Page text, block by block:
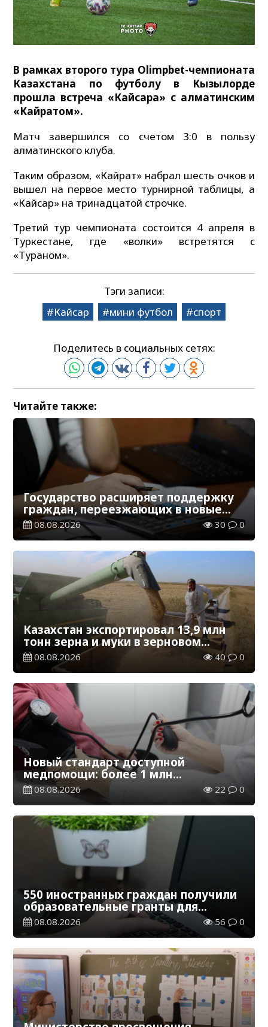
В рамках второго тура Olimpbet-чемпионата
Казахстана по футболу в Кызылорде
прошла встреча «Кайсара» с алматинским
«Кайратом».
Матч завершился со счетом 3:0 в пользу
алматинского клуба.
Таким образом, «Кайрат» набрал шесть очков и
вышел на первое место турнирной таблицы, а
«Кайсар» на тринадцатой строчке.
Третий тур чемпионата состоится 4 апреля в
Туркестане, где «волки» встретятся с
«Тураном».
Тэги записи:
Кайсар
мини футбол спорт
Поделитесь в социальных сетях:
Читайте также:
Государство расширяет поддержку
граждан, переезжающих в новые
регионы для работы
08.08.2026 30 0
Казахстан экспортировал 13,9 млн
тонн зерна и муки в зерновом
эквиваленте
08.08.2026 40 0
Новый стандарт доступной
медпомощи: более 1 млн
казахстанцев получили
телемедицинские услуги
08.08.2026 22 0
550 иностранных граждан получили
образовательные гранты для
обучения в Казахстане
08.08.2026 56 0